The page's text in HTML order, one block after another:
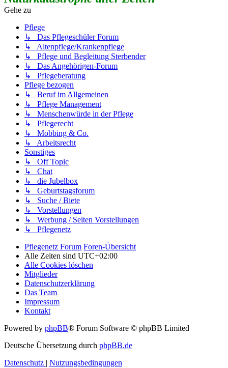
Gehe zu
Pflege
↳ Das Pflegeschüler Forum
↳ Altenpflege/Krankenpflege
↳ Pflege und Begleitung Sterbender
↳ Das Angehörigen-Forum
↳ Pflegeberatung
Pflege bezogen
↳ Beruf im Allgemeinen
↳ Pflege Management
↳ Menschenwürde in der Pflege
↳ Pflegerecht
↳ Mobbing & Co.
↳ Arbeitsrecht
Sonstiges
↳ Off Topic
↳ Chat
↳ die Jubelbox
↳ Geburtstagsforum
↳ Suche / Biete
↳ Vorstellungen
↳ Werbung / Seiten Vorstellungen
↳ Pflegenetz
Pflegenetz Forum Foren-Übersicht
Alle Zeiten sind UTC+02:00
Alle Cookies löschen
Mitglieder
Datenschutzerklärung
Das Team
Impressum
Kontakt
Powered by phpBB® Forum Software © phpBB Limited
Deutsche Übersetzung durch phpBB.de
Datenschutz | Nutzungsbedingungen